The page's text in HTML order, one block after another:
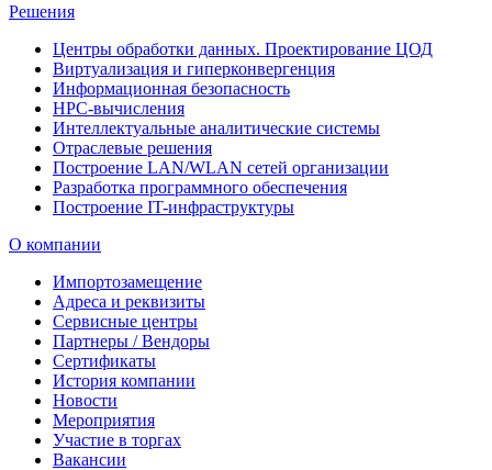
Решения
Центры обработки данных. Проектирование ЦОД
Виртуализация и гиперконвергенция
Информационная безопасность
HPC-вычисления
Интеллектуальные аналитические системы
Отраслевые решения
Построение LAN/WLAN сетей организации
Разработка программного обеспечения
Построение IT-инфраструктуры
О компании
Импортозамещение
Адреса и реквизиты
Сервисные центры
Партнеры / Вендоры
Сертификаты
История компании
Новости
Мероприятия
Участие в торгах
Вакансии